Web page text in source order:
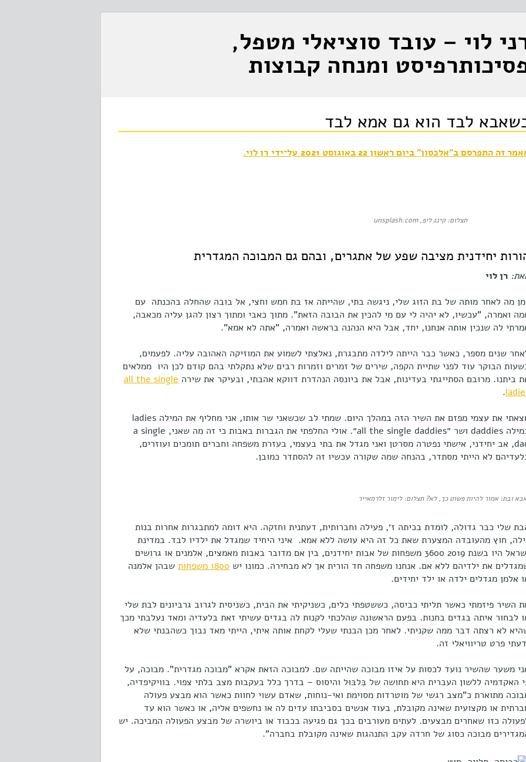
לוי – עובד סוציאלי מטפל,
ומנחה קבוצות
לבד הוא גם אמא לבד
זה התפרסם ב"אלכסון" ביום ראשון 22 באוגוסט 2021 על־ידי רן לוי.
תצלום: קינג ליפ, unsplash.com
יחידנית מציבה שפע של אתגרים, ובהם גם המבוכה המגדרית
רן לוי
מה לאחר מותה של בת הזוג שלי, ניגשה בתי, שהייתה אז בת חמש וחצי, אל בובה שהחלה בהכנתה עם
ואמרה, "עכשיו, לא יהיה לי עם מי להכין את הבובה הזאת". מתוך כאבי ומתוך רצון להגן עליה מכאבה,
לה שנכין אותה אנחנו, יחד, אבל היא הנהנה בראשה ואמרה, "אתה לא אמא".
שנים מספר, כאשר כבר הייתה לילדה מתבגרת, נאלצתי לשמוע את המוזיקה האהובה עליה. לפעמים,
הבוקר עוד לפני שתיית הקפה, שירים של זמרים וזמרות רבים שלא נתקלתי בהם קודם לכן היו ממלאים
ביתנו. מרובם הסתייגתי בעדינות, אבל את ביונסה הנהדרת דווקא אהבתי, ובעיקר את שירה all the single
.
מצאתי את עצמי מפזם את השיר הזה במהלך היום. שמתי לב שכשאני שר אותו, אני מחליף את המילה ladies
במילה daddies ושר ״all the single daddies״. אולי החלפתי את הגברות באבות כי זה מה שאני, a single
dad, אב יחידני, אישתי נפטרה מסרטן ואני מגדל את בתי בעצמי, בעזרת משפחה וחברים תומכים ועוזרים,
לא הייתי מסתדר, בהנחה שמה שקורה עכשיו זה להסתדר כמובן.
ובת: אמור להיות פשוט כך, לא? תצלום: לימור זלרמאייר
שלי כבר גדולה, לומדת בכיתה ז׳, פעילה וחברותית, דעתנית וחזקה. היא דומה למתבגרות אחרות בנות
חוץ מהעובדה המצערת שאת כל זה היא עושה ללא אמא. איני היחיד שמגדל את ילדיו לבד. במדינת
ישראל היו בשנת 2019 3600 משפחות של אבות יחידנים, בין אם מדובר באבות מאמצים, אלמנים או גרושים
את ילדיהם ללא אם. אנחנו משפחה חד הורית אך לא מבחירה. כמונו יש 1800 משפחות
שבהן אלמנה
אלמן מגדלים ילדה או ילד יחידים.
השיר פיזמתי כאשר תליתי כביסה, כששטפתי כלים, כשניקיתי את הבית, כשניסית לגרוב גרביונים לבת שלי
לבחור איתה בגדים בחנות. בפעם הראשונה שהלכתי לקנות לה בגדים עשיתי זאת בלעדיה ומאד נעלבתי מכך
לא רצתה דבר ממה שקניתי. לאחר מכן הבנתי שעלי לקחת אותה איתי, הייתי מאד נבוך כשהבנתי שלא
פרט טריוויאלי זה.
משער שהשיר נועד לכסות על איזו מבוכה שהייתה שם. למבוכה הזאת אקרא "מבוכה מגדרית". מבוכה, על
האקדמיה ללשון העברית היא תחושה של בִּלבּוּל והיסוס – בדרך כלל בעקבות מצב בלתי צפוי. בוויקיפדיה,
מתוארת כ"מצב רגשי של מוטרדות מסוימת ואי-נוחות, שאדם עשוי לחוות כאשר הוא מבצע פעולה
או מקצועית שאינה מקובלת, בעוד אנשים בסביבתו עדים לה או נחשפים אליה, או כאשר הוא עד
כזו שאחרים מבצעים. לעתים מעורבים בכך גם פגיעה בכבוד או ביושרה של מבצע הפעולה המביכה. יש
מבוכה כסוג של חרדה עקב התנהגות שאינה מקובלת בחברה".